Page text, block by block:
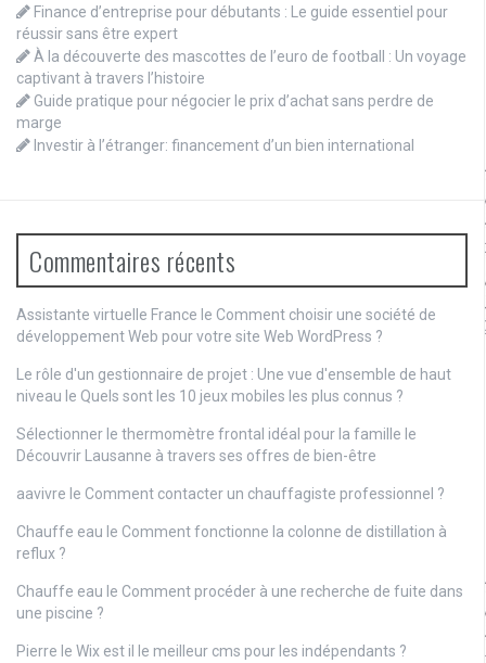
Finance d’entreprise pour débutants : Le guide essentiel pour
réussir sans être expert
À la découverte des mascottes de l’euro de football : Un voyage
captivant à travers l’histoire
Guide pratique pour négocier le prix d’achat sans perdre de
marge
Investir à l’étranger: financement d’un bien international
Commentaires récents
Assistante virtuelle France le Comment choisir une société de
développement Web pour votre site Web WordPress ?
Le rôle d'un gestionnaire de projet : Une vue d'ensemble de haut
niveau le Quels sont les 10 jeux mobiles les plus connus ?
Sélectionner le thermomètre frontal idéal pour la famille le
Découvrir Lausanne à travers ses offres de bien-être
aavivre le Comment contacter un chauffagiste professionnel ?
Chauffe eau le Comment fonctionne la colonne de distillation à
reflux ?
Chauffe eau le Comment procéder à une recherche de fuite dans
une piscine ?
Pierre le Wix est il le meilleur cms pour les indépendants ?